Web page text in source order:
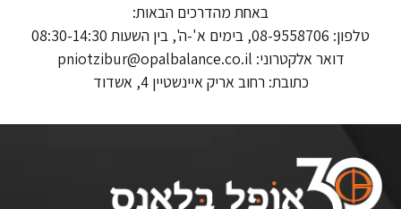
באחת מהדרכים הבאות:
טלפון: 08-9558706, בימים א'-ה', בין השעות 08:30-14:30
דואר אלקטרוני: pniotzibur@opalbalance.co.il
כתובת: רחוב אריק איינשטיין 4, אשדוד